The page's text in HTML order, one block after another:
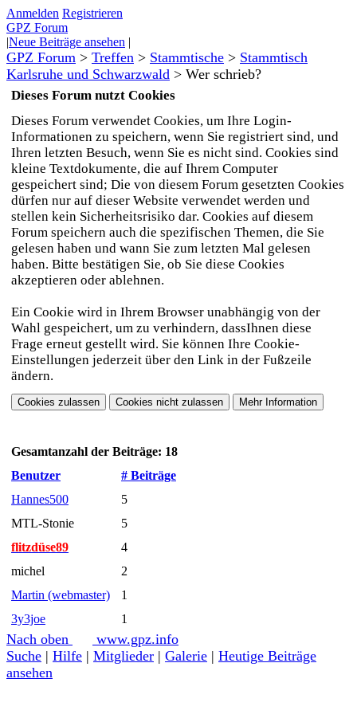
Anmelden Registrieren
GPZ Forum
|Neue Beiträge ansehen |
GPZ Forum > Treffen > Stammtische > Stammtisch
Karlsruhe und Schwarzwald > Wer schrieb?
Dieses Forum nutzt Cookies
Dieses Forum verwendet Cookies, um Ihre Login-
Informationen zu speichern, wenn Sie registriert sind, und
Ihren letzten Besuch, wenn Sie es nicht sind. Cookies sind
kleine Textdokumente, die auf Ihrem Computer
gespeichert sind; Die von diesem Forum gesetzten Cookies
dürfen nur auf dieser Website verwendet werden und
stellen kein Sicherheitsrisiko dar. Cookies auf diesem
Forum speichern auch die spezifischen Themen, die Sie
gelesen haben und wann Sie zum letzten Mal gelesen
haben. Bitte bestätigen Sie, ob Sie diese Cookies
akzeptieren oder ablehnen.
Ein Cookie wird in Ihrem Browser unabhängig von der
Wahl gespeichert, um zu verhindern, dassIhnen diese
Frage erneut gestellt wird. Sie können Ihre Cookie-
Einstellungen jederzeit über den Link in der Fußzeile
ändern.
Gesamtanzahl der Beiträge: 18
Benutzer
# Beiträge
Hannes500
5
MTL-Stonie
5
flitzdüse89
4
michel
2
Martin (webmaster)
1
3y3joe
1
Nach oben
www.gpz.info
Suche | Hilfe | Mitglieder | Galerie | Heutige Beiträge
ansehen